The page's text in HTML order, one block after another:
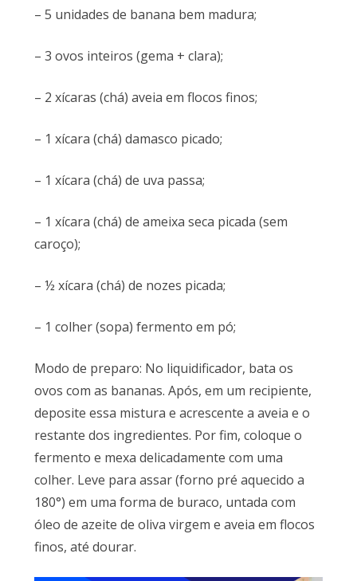
– 5 unidades de banana bem madura;
– 3 ovos inteiros (gema + clara);
– 2 xícaras (chá) aveia em flocos finos;
– 1 xícara (chá) damasco picado;
– 1 xícara (chá) de uva passa;
– 1 xícara (chá) de ameixa seca picada (sem
caroço);
– ½ xícara (chá) de nozes picada;
– 1 colher (sopa) fermento em pó;
Modo de preparo: No liquidificador, bata os
ovos com as bananas. Após, em um recipiente,
deposite essa mistura e acrescente a aveia e o
restante dos ingredientes. Por fim, coloque o
fermento e mexa delicadamente com uma
colher. Leve para assar (forno pré aquecido a
180°) em uma forma de buraco, untada com
óleo de azeite de oliva virgem e aveia em flocos
finos, até dourar.